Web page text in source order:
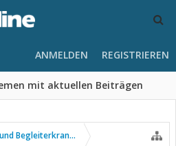
mit aktuellen Beiträgen
ANMELDEN REGISTRIEREN
Begleiterkrankungen